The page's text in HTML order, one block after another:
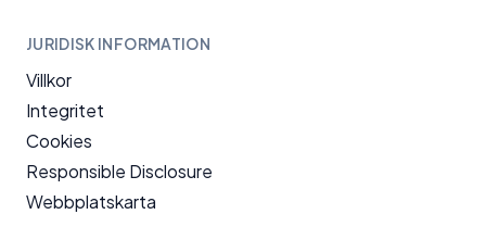
JURIDISK INFORMATION
Villkor
Integritet
Cookies
Responsible Disclosure
Webbplatskarta